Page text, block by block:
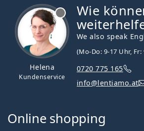
Helena
Kundenservice
Wie
We also speak
(Mo-Do: 9-17 Uhr, Fr:
0720 775 165
info@lentiamo.at
Online shopping